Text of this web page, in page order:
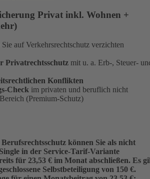
Privat inkl. Wohnen +
auf Verkehrsrechtschutz verzichten
Privatrechtsschutz mit u. a. Erb-, Steuer-
Konflikten
Check im privaten und beruflich nicht
(Premium-Schutz)
können Sie als nicht
in der Service-Tarif-Variante
für 23,53 € im Monat abschließen. Es
Selbstbeteiligung von 150 €.